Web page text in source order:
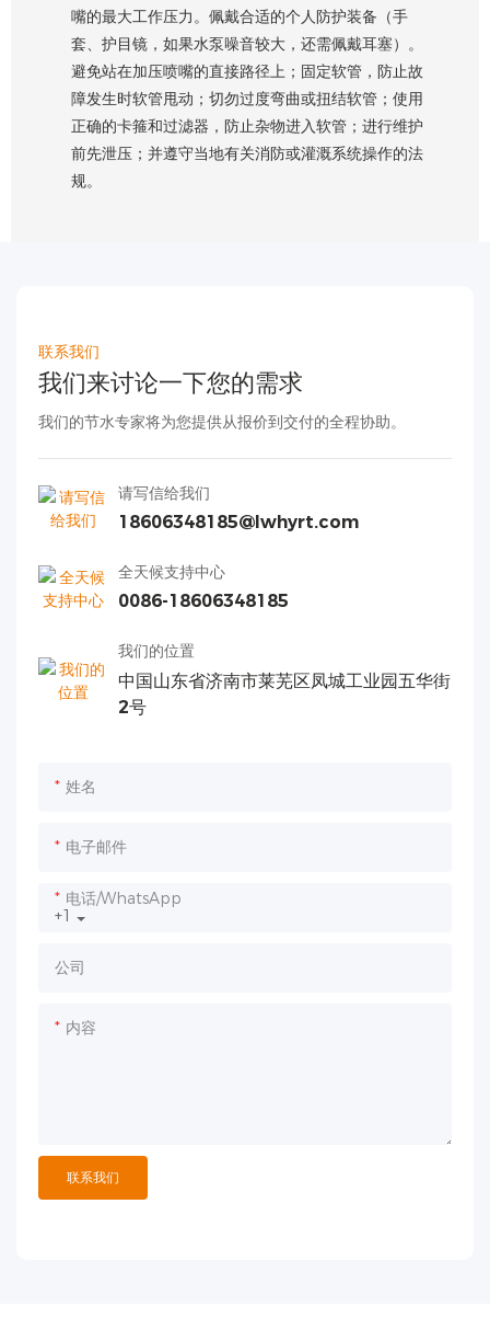
嘴的最大工作压力。佩戴合适的个人防护装备（手
套、护目镜，如果水泵噪音较大，还需佩戴耳塞）。
避免站在加压喷嘴的直接路径上；固定软管，防止故
障发生时软管甩动；切勿过度弯曲或扭结软管；使用
正确的卡箍和过滤器，防止杂物进入软管；进行维护
前先泄压；并遵守当地有关消防或灌溉系统操作的法
规。
联系我们
我们来讨论一下您的需求
我们的节水专家将为您提供从报价到交付的全程协助。
请写信给我们
18606348185@lwhyrt.com
全天候支持中心
0086-18606348185
我们的位置
中国山东省济南市莱芜区凤城工业园五华街
2号
姓名
电子邮件
+1
电话/WhatsApp
公司
内容
联系我们